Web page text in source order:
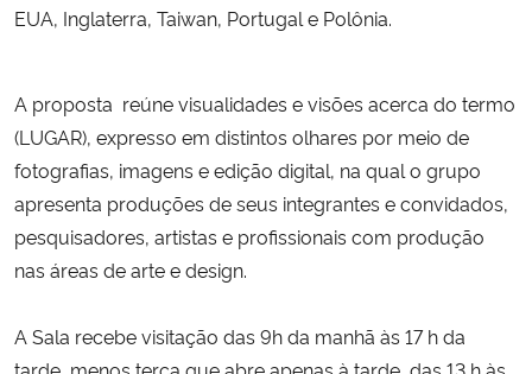
Secretaria de Governo
Advocacia-Geral da União
Banco Central do Brasil
Planalto
EUA, Inglaterra, Taiwan, Portugal e Polônia.
A proposta reúne visualidades e visões acerca do termo
(LUGAR), expresso em distintos olhares por meio de
fotografias, imagens e edição digital, na qual o grupo
apresenta produções de seus integrantes e convidados,
pesquisadores, artistas e profissionais com produção
nas áreas de arte e design.
A Sala recebe visitação das 9h da manhã às 17 h da